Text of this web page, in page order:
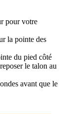
pour votre
la pointe des
du pied côté
le talon au
avant que le